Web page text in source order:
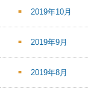
2019年10月
2019年9月
2019年8月